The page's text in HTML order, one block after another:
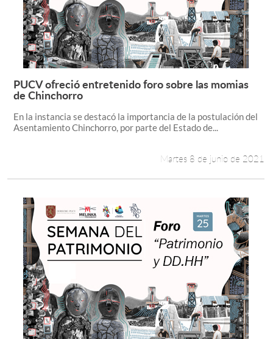
Leer más +
PUCV ofreció entretenido foro sobre las momias
de Chinchorro
En la instancia se destacó la importancia de la postulación del
Asentamiento Chinchorro, por parte del Estado de...
Martes 8 de junio de 2021